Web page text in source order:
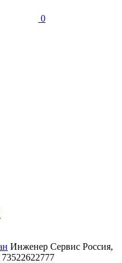
0
Инженер Сервис Россия,
73522622777